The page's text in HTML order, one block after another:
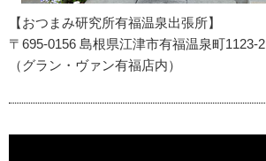
【おつまみ研究所有福温泉出張所】
〒695-0156 島根県江津市有福温泉町1123-2
（グラン・ヴァン有福店内）